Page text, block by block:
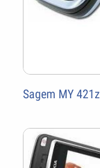
Sagem MY 421z